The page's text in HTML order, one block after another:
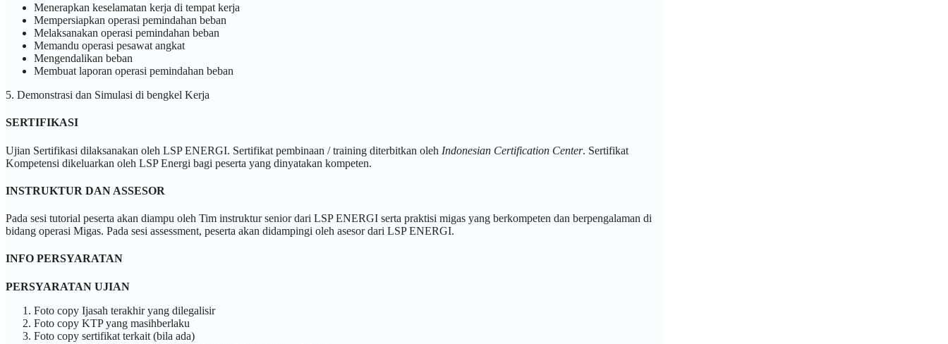
Menerapkan keselamatan kerja di tempat kerja
Mempersiapkan operasi pemindahan beban
Melaksanakan operasi pemindahan beban
Memandu operasi pesawat angkat
Mengendalikan beban
Membuat laporan operasi pemindahan beban
5. Demonstrasi dan Simulasi di bengkel Kerja
SERTIFIKASI
Ujian Sertifikasi dilaksanakan oleh LSP ENERGI. Sertifikat pembinaan / training diterbitkan oleh Indonesian Certification Center. Sertifikat
Kompetensi dikeluarkan oleh LSP Energi bagi peserta yang dinyatakan kompeten.
INSTRUKTUR DAN ASSESOR
Pada sesi tutorial peserta akan diampu oleh Tim instruktur senior dari LSP ENERGI serta praktisi migas yang berkompeten dan berpengalaman di
bidang operasi Migas. Pada sesi assessment, peserta akan didampingi oleh asesor dari LSP ENERGI.
INFO PERSYARATAN
PERSYARATAN UJIAN
Foto copy Ijasah terakhir yang dilegalisir
Foto copy KTP yang masihberlaku
Foto copy sertifikat terkait (bila ada)